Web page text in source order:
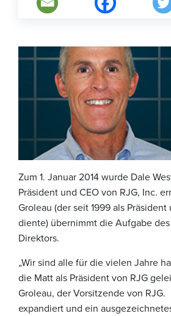
Zum 1. Januar 2014 wurde Dale
Präsident und CEO von RJG, Inc.
Groleau (der seit 1999 als Präsident
diente) übernimmt die Aufgabe
Direktors.
„Wir sind alle für die vielen Jahre
die Matt als Präsident von RJG
Groleau, der Vorsitzende von RJG.
expandiert und ein